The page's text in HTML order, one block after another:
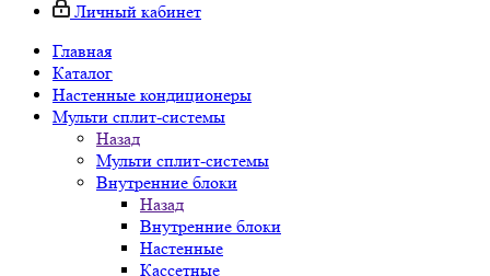
Личный кабинет
Главная
Каталог
Настенные кондиционеры
Мульти сплит-системы
Назад
Мульти сплит-системы
Внутренние блоки
Назад
Внутренние блоки
Настенные
Кассетные